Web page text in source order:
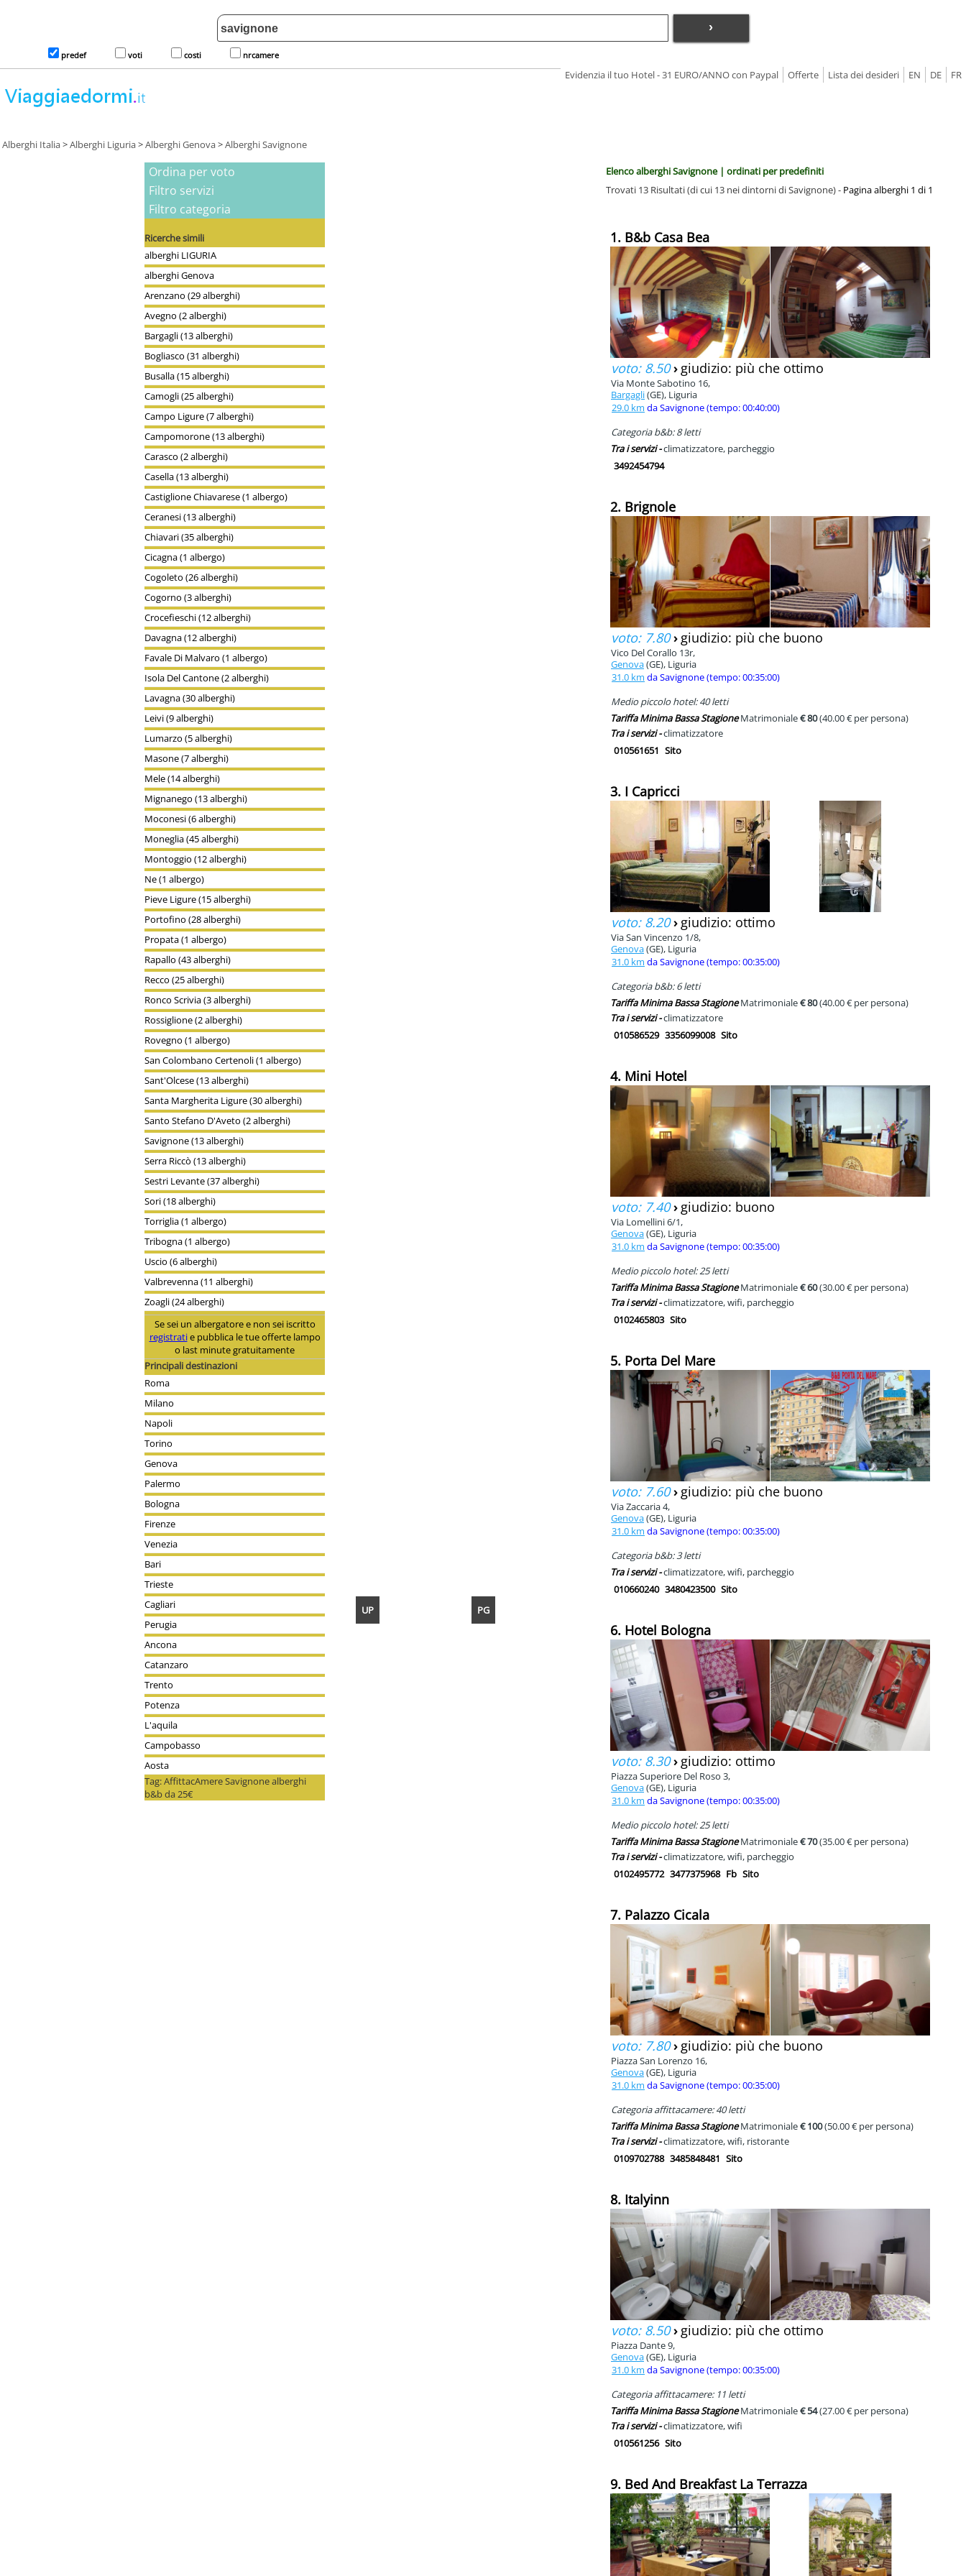
›
predef voti costi nrcamere
FR
DE
EN
Lista dei desideri
Offerte
Evidenzia il tuo Hotel - 31 EURO/ANNO con Paypal
UP PG
Alberghi Italia>Alberghi Liguria>Alberghi Genova>Alberghi Savignone
Elenco alberghi Savignone | ordinati per predefiniti
Trovati 13 Risultati (di cui 13 nei dintorni di Savignone) - Pagina alberghi 1 di 1
1. B&b Casa Bea
voto: 8.50› giudizio: più che ottimo
Via Monte Sabotino 16,
Bargagli(GE), Liguria
29.0 km da Savignone (tempo: 00:40:00)
Categoria b&b: 8 letti
Tra i servizi -climatizzatore, parcheggio
3492454794
2. Brignole
voto: 7.80› giudizio: più che buono
Vico Del Corallo 13r,
Genova(GE), Liguria
31.0 km da Savignone (tempo: 00:35:00)
Medio piccolo hotel: 40 letti
Tariffa Minima Bassa StagioneMatrimoniale€ 80(40.00 € per persona)
Tra i servizi -climatizzatore
010561651 Sito
3. I Capricci
voto: 8.20› giudizio: ottimo
Via San Vincenzo 1/8,
Genova(GE), Liguria
31.0 km da Savignone (tempo: 00:35:00)
Categoria b&b: 6 letti
Tariffa Minima Bassa StagioneMatrimoniale€ 80(40.00 € per persona)
Tra i servizi -climatizzatore
010586529 3356099008 Sito
4. Mini Hotel
voto: 7.40› giudizio: buono
Via Lomellini 6/1,
Genova(GE), Liguria
31.0 km da Savignone (tempo: 00:35:00)
Medio piccolo hotel: 25 letti
Tariffa Minima Bassa StagioneMatrimoniale€ 60(30.00 € per persona)
Tra i servizi -climatizzatore, wifi, parcheggio
0102465803 Sito
5. Porta Del Mare
voto: 7.60› giudizio: più che buono
Via Zaccaria 4,
Genova(GE), Liguria
31.0 km da Savignone (tempo: 00:35:00)
Categoria b&b: 3 letti
Tra i servizi -climatizzatore, wifi, parcheggio
010660240 3480423500 Sito
6. Hotel Bologna
voto: 8.30› giudizio: ottimo
Piazza Superiore Del Roso 3,
Genova(GE), Liguria
31.0 km da Savignone (tempo: 00:35:00)
Medio piccolo hotel: 25 letti
Tariffa Minima Bassa StagioneMatrimoniale€ 70(35.00 € per persona)
Tra i servizi -climatizzatore, wifi, parcheggio
0102495772 3477375968 Fb Sito
7. Palazzo Cicala
voto: 7.80› giudizio: più che buono
Piazza San Lorenzo 16,
Genova(GE), Liguria
31.0 km da Savignone (tempo: 00:35:00)
Categoria affittacamere: 40 letti
Tariffa Minima Bassa StagioneMatrimoniale€ 100(50.00 € per persona)
Tra i servizi -climatizzatore, wifi, ristorante
0109702788 3485848481 Sito
8. Italyinn
voto: 8.50› giudizio: più che ottimo
Piazza Dante 9,
Genova(GE), Liguria
31.0 km da Savignone (tempo: 00:35:00)
Categoria affittacamere: 11 letti
Tariffa Minima Bassa StagioneMatrimoniale€ 54(27.00 € per persona)
Tra i servizi -climatizzatore, wifi
010561256 Sito
9. Bed And Breakfast La Terrazza
Ordina per voto
Filtro servizi
Filtro categoria
Ricerche simili
alberghi LIGURIA
alberghi Genova
Arenzano (29 alberghi)
Avegno (2 alberghi)
Bargagli (13 alberghi)
Bogliasco (31 alberghi)
Busalla (15 alberghi)
Camogli (25 alberghi)
Campo Ligure (7 alberghi)
Campomorone (13 alberghi)
Carasco (2 alberghi)
Casella (13 alberghi)
Castiglione Chiavarese (1 albergo)
Ceranesi (13 alberghi)
Chiavari (35 alberghi)
Cicagna (1 albergo)
Cogoleto (26 alberghi)
Cogorno (3 alberghi)
Crocefieschi (12 alberghi)
Davagna (12 alberghi)
Favale Di Malvaro (1 albergo)
Isola Del Cantone (2 alberghi)
Lavagna (30 alberghi)
Leivi (9 alberghi)
Lumarzo (5 alberghi)
Masone (7 alberghi)
Mele (14 alberghi)
Mignanego (13 alberghi)
Moconesi (6 alberghi)
Moneglia (45 alberghi)
Montoggio (12 alberghi)
Ne (1 albergo)
Pieve Ligure (15 alberghi)
Portofino (28 alberghi)
Propata (1 albergo)
Rapallo (43 alberghi)
Recco (25 alberghi)
Ronco Scrivia (3 alberghi)
Rossiglione (2 alberghi)
Rovegno (1 albergo)
San Colombano Certenoli (1 albergo)
Sant'Olcese (13 alberghi)
Santa Margherita Ligure (30 alberghi)
Santo Stefano D'Aveto (2 alberghi)
Savignone (13 alberghi)
Serra Riccò (13 alberghi)
Sestri Levante (37 alberghi)
Sori (18 alberghi)
Torriglia (1 albergo)
Tribogna (1 albergo)
Uscio (6 alberghi)
Valbrevenna (11 alberghi)
Zoagli (24 alberghi)
Se sei un albergatore e non sei iscritto
registratie pubblica le tue offerte lampo
o last minute gratuitamente
Principali destinazioni
Roma
Milano
Napoli
Torino
Genova
Palermo
Bologna
Firenze
Venezia
Bari
Trieste
Cagliari
Perugia
Ancona
Catanzaro
Trento
Potenza
L'aquila
Campobasso
Aosta
Tag: AffittacAmere Savignone alberghi
b&b da 25€